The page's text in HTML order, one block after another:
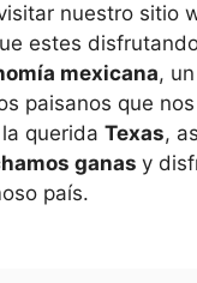
nuestro sitio
estes
mexicana,
paisanos que
querida Texas,
ganas y
país.